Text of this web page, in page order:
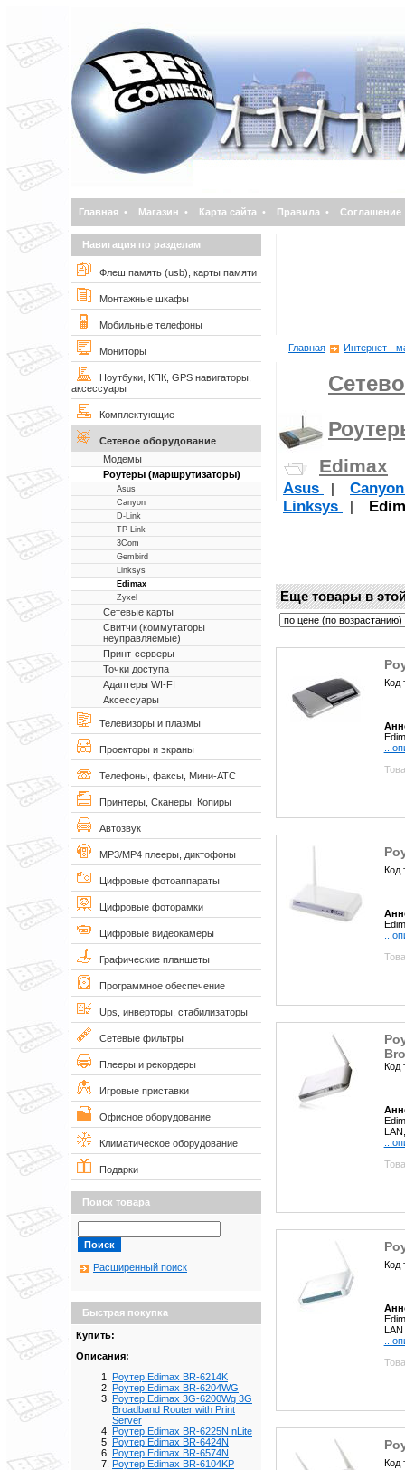
Главная • Магазин • Карта сайта • Правила • Соглашение
Навигация по разделам
Флеш память (usb), карты памяти
Монтажные шкафы
Мобильные телефоны
Мониторы
Ноутбуки, КПК, GPS навигаторы,
аксессуары
Комплектующие
Сетевое оборудование
Модемы
Роутеры (маршрутизаторы)
Asus
Canyon
D-Link
TP-Link
3Com
Gembird
Linksys
Edimax
Zyxel
Сетевые карты
Свитчи (коммутаторы
неуправляемые)
Принт-серверы
Точки доступа
Адаптеры WI-FI
Аксессуары
Телевизоры и плазмы
Проекторы и экраны
Телефоны, факсы, Мини-АТС
Принтеры, Сканеры, Копиры
Автозвук
MP3/MP4 плееры, диктофоны
Цифровые фотоаппараты
Цифровые фоторамки
Цифровые видеокамеры
Графические планшеты
Программное обеспечение
Ups, инверторы, стабилизаторы
Сетевые фильтры
Плееры и рекордеры
Игровые приставки
Офисное оборудование
Климатическое оборудование
Подарки
Поиск товара
Расширенный поиск
Быстрая покупка
Купить:
Описания:
Роутер Edimax BR-6214K
Роутер Edimax BR-6204WG
Роутер Edimax 3G-6200Wg 3G
Broadband Router with Print
Server
Роутер Edimax BR-6225N nLite
Роутер Edimax BR-6424N
Роутер Edimax BR-6574N
Роутер Edimax BR-6104KP
Главная Интернет -
Edimax
Asus |
Linksys
|
Еще товары в
Код
Код
Код
Код
LAN
Код